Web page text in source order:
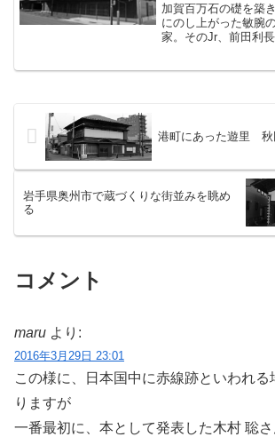
加賀百万石の礎を築
にのし上がった敏腕
家。そのJr、前田利
港町にあった遊里 秋
岩手県奥州市で蔵づくりな街並みを眺め
る
コメント
maru より:
2016年3月29日 23:01
この様に、日本国中に赤線跡といわれる
りますが
一番最初に、本として発表した木村 聡